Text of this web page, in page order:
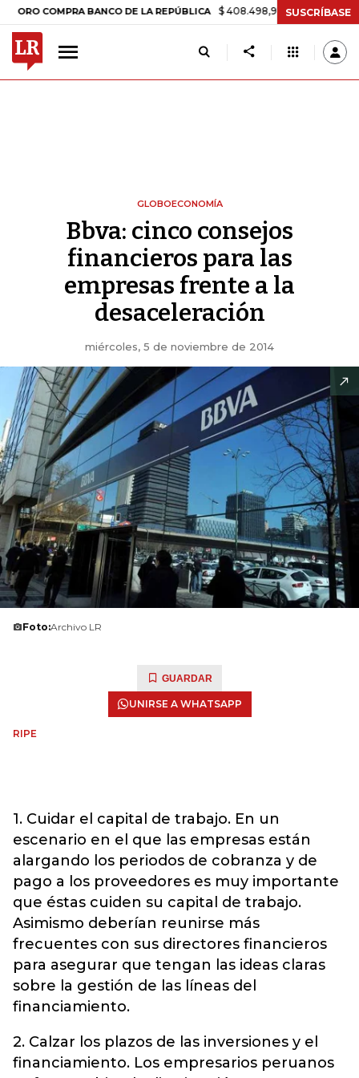
COMPRA BANCO DE LA REPÚBLICA $ 408.498,97 +$ 8.753,81 +2,19%
SUSCRÍBASE
GLOBOECONOMÍA
Bbva: cinco consejos
financieros para las
empresas frente a la
desaceleración
miércoles, 5 de noviembre de 2014
Foto:Archivo LR
GUARDAR
UNIRSE A WHATSAPP
RIPE
1. Cuidar el capital de trabajo. En un
escenario en el que las empresas están
alargando los periodos de cobranza y de
pago a los proveedores es muy importante
que éstas cuiden su capital de trabajo.
Asimismo deberían reunirse más
frecuentes con sus directores financieros
para asegurar que tengan las ideas claras
sobre la gestión de las líneas del
financiamiento.
2. Calzar los plazos de las inversiones y el
financiamiento. Los empresarios peruanos